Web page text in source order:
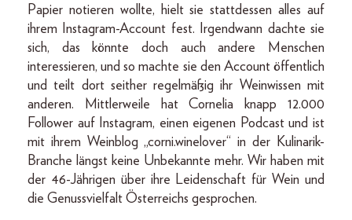
Papier notieren wollte, hielt sie stattdessen alles auf
ihrem Instagram-Account fest. Irgendwann dachte sie
sich, das könnte doch auch andere Menschen
interessieren, und so machte sie den Account öffentlich
und teilt dort seither regelmäßig ihr Weinwissen mit
anderen. Mittlerweile hat Cornelia knapp 12.000
Follower auf Instagram, einen eigenen Podcast und ist
mit ihrem Weinblog „corni.winelover“ in der Kulinarik-
Branche längst keine Unbekannte mehr. Wir haben mit
der 46-Jährigen über ihre Leidenschaft für Wein und
die Genussvielfalt Österreichs gesprochen.